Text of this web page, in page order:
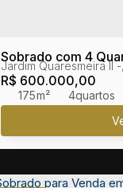
Sobrado com 4
R$ 600.000,00
Jardim Quaresmeira II ,
4
175m²